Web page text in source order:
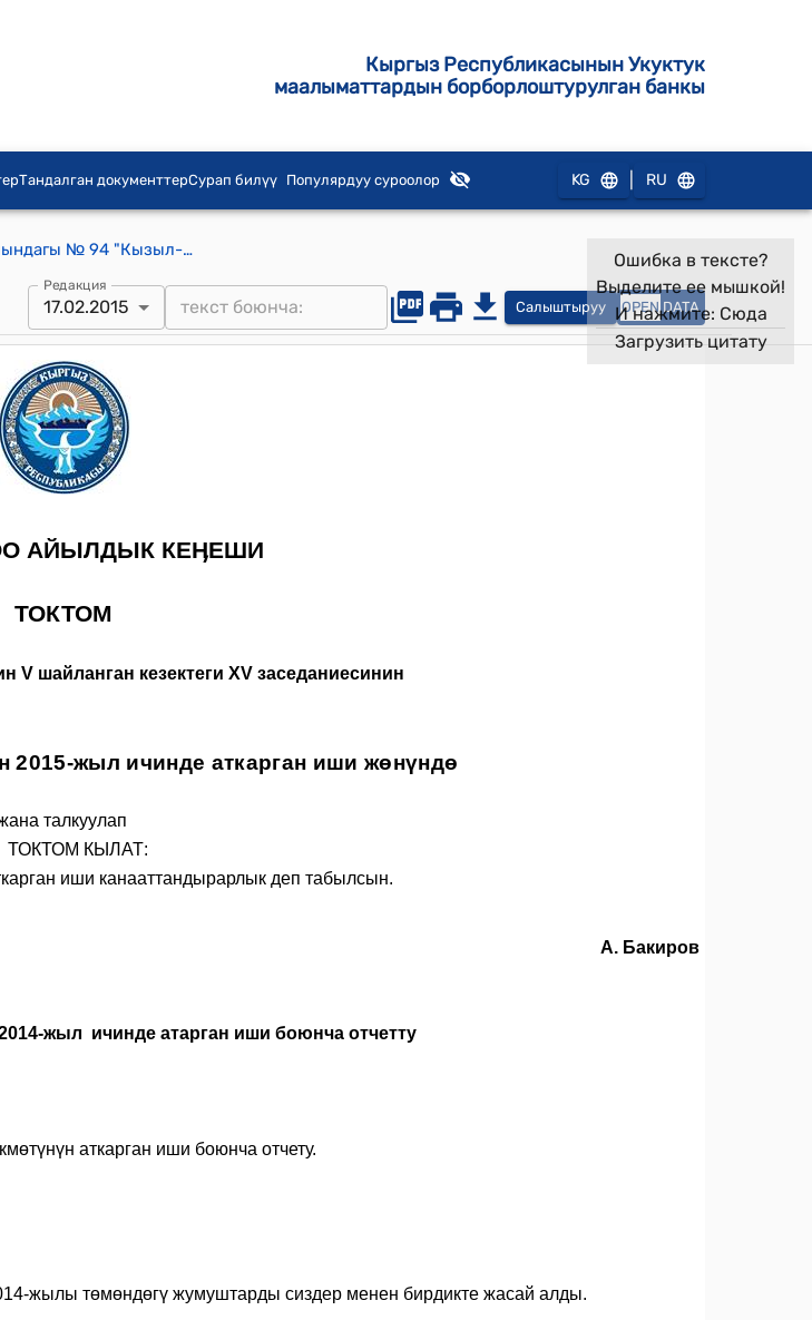
Кыргыз Республикасынын Укуктук
маалыматтардын борборлоштурулган банкы
Тандалган документтерСурап билүү Популярдуу суроолор KG RU
Кызыл-Тоо айылдык кеңешинин 2015-жылдын 17-февралындагы № 94 "Кызыл-Тоо айыл башчысынын 2015-жыл ичинде аткарган иши жөнүндө" токтому
Редакция
17.02.2015 Салыштыруу OPEN DATA
Ошибка в тексте?
Выделите ее мышкой!
И нажмите: Сюда
Загрузить цитату